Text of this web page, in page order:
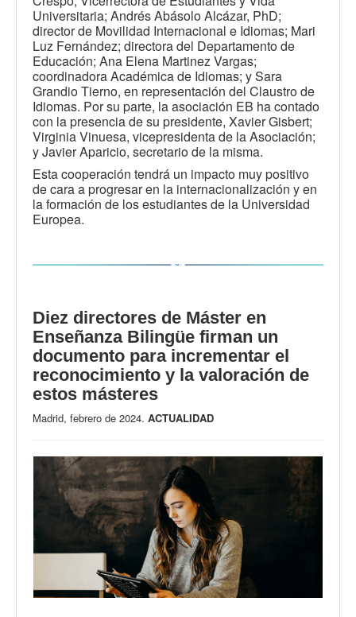
Universitaria; Andrés Abásolo Alcázar, PhD;
director de Movilidad Internacional e Idiomas; Mari
Luz Fernández; directora del Departamento de
Educación; Ana Elena Martinez Vargas;
coordinadora Académica de Idiomas; y Sara
Grandio Tierno, en representación del Claustro de
Idiomas. Por su parte, la asociación EB ha contado
con la presencia de su presidente, Xavier Gisbert;
Virginia Vinuesa, vicepresidenta de la Asociación;
y Javier Aparicio, secretario de la misma.
Esta cooperación tendrá un impacto muy positivo
de cara a progresar en la internacionalización y en
la formación de los estudiantes de la Universidad
Europea.
Diez directores de Máster en
Enseñanza Bilingüe firman un
documento para incrementar el
reconocimiento y la valoración de
estos másteres
Madrid, febrero de 2024. ACTUALIDAD